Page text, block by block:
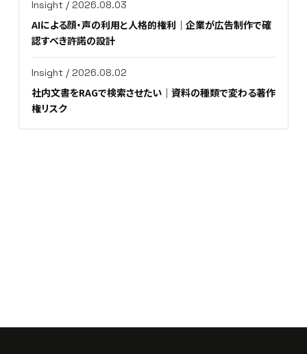
Insight / 2026.08.03
AIによる顔・声の利用と人格的権利｜企業が広告制作で確
認すべき許諾の設計
Insight / 2026.08.02
社内文書をRAGで検索させたい｜資料の種類で変わる著作
権リスク